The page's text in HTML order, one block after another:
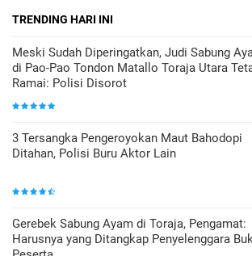
TRENDING HARI INI
Meski Sudah Diperingatkan, Judi Sabung
di Pao-Pao Tondon Matallo Toraja Utara
Ramai: Polisi Disorot
3 Tersangka Pengeroyokan Maut Bahodopi
Ditahan, Polisi Buru Aktor Lain
Gerebek Sabung Ayam di Toraja, Pengamat:
Harusnya yang Ditangkap Penyelenggara